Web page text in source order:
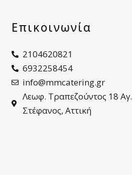
Επικοινωνία
2104620821
6932258454
info@mmcatering.gr
Λεωφ. Τραπεζούντος 18 Αγ.
Στέφανος, Αττική